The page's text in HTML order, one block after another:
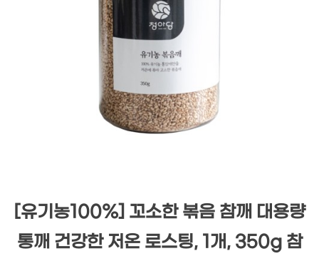
[유기농100%] 꼬소한 볶음 참깨 대용량
통깨 건강한 저온 로스팅, 1개, 350g 참